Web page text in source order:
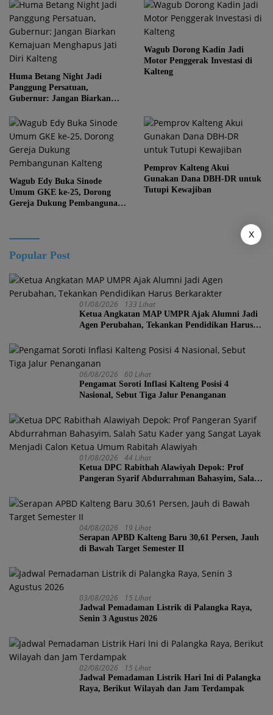
Huma Betang Night Jadi
Panggung Persatuan,
Gubernur: Jangan Biarkan
Kalteng
Wagub Dorong Kadin Jadi
Motor Penggerak Investasi di
Kalteng
Wagub Edy Buka Sinode
Umum GKE ke-25, Dorong
Gereja Dukung Pembangunan
Pemprov Kalteng Akui
Gunakan Dana DBH-DR untuk
Tutupi Kewajiban
Popular Post
01/08/2026 133 Lihat
Ketua Angkatan MAP UMPR Ajak Alumni Jadi
Agen Perubahan, Tekankan Pendidikan Harus
06/08/2026 60 Lihat
Pengamat Soroti Inflasi Kalteng Posisi 4
Nasional, Sebut Tiga Jalur Penanganan
01/08/2026 44 Lihat
Ketua DPC Rabithah Alawiyah Depok: Prof
Pangeran Syarif Abdurrahman Bahasyim, Salah
Ketua Umum Rabitah Alawiyah
04/08/2026 19 Lihat
Serapan APBD Kalteng Baru 30,61 Persen, Jauh
di Bawah Target Semester II
03/08/2026 15 Lihat
Jadwal Pemadaman Listrik di Palangka Raya,
Senin 3 Agustus 2026
02/08/2026 15 Lihat
Jadwal Pemadaman Listrik Hari Ini di Palangka
Raya, Berikut Wilayah dan Jam Terdampak
X